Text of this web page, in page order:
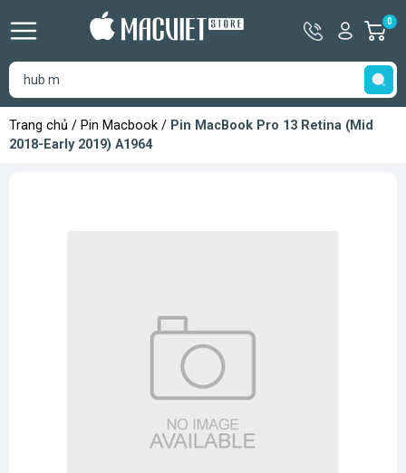
HotlineTài
khoản
Hello,
Khách
0
Trang chủ / Pin Macbook / Pin MacBook Pro 13 Retina (Mid
2018-Early 2019) A1964